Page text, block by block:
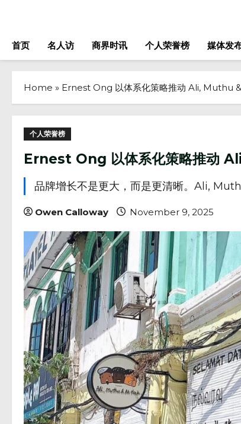
content
首页 名人访 商界时讯 个人荣誉榜 媒体发
Home » Ernest Ong 以体系化策略推动 Ali, Muthu
个人荣誉榜
Ernest Ong 以体系化策略推动
品牌增长不是更大，而是更清晰。Ali,
Owen Calloway November 9, 2025